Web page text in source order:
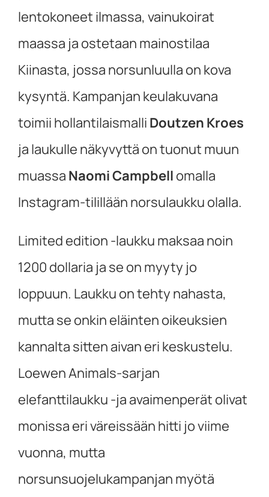
lentokoneet ilmassa, vainukoirat
maassa ja ostetaan mainostilaa
Kiinasta, jossa norsunluulla on kova
kysyntä. Kampanjan keulakuvana
toimii hollantilaismalli Doutzen Kroes
ja laukulle näkyvyttä on tuonut muun
muassa Naomi Campbell omalla
Instagram-tilillään norsulaukku olalla.
Limited edition -laukku maksaa noin
1200 dollaria ja se on myyty jo
loppuun. Laukku on tehty nahasta,
mutta se onkin eläinten oikeuksien
kannalta sitten aivan eri keskustelu.
Loewen Animals-sarjan
elefanttilaukku -ja avaimenperät olivat
monissa eri väreissään hitti jo viime
vuonna, mutta
norsunsuojelukampanjan myötä